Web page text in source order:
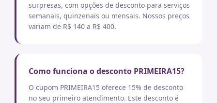
surpresas, com opções de desconto para serviços
semanais, quinzenais ou mensais. Nossos preços
variam de R$ 140 a R$ 400.
Como funciona o desconto PRIMEIRA15?
O cupom PRIMEIRA15 oferece 15% de desconto
no seu primeiro atendimento. Este desconto é